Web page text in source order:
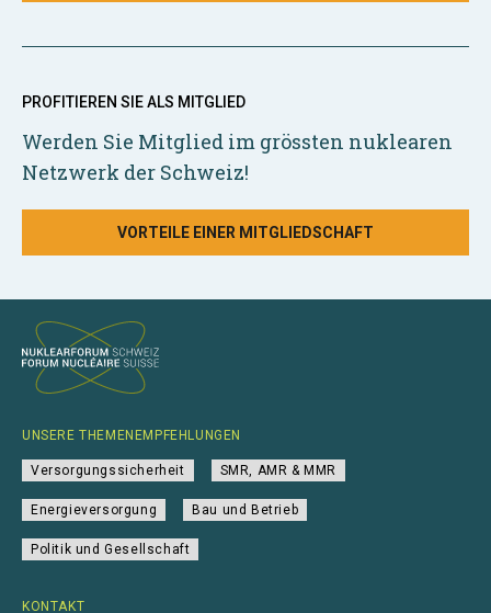
PROFITIEREN SIE ALS MITGLIED
Werden Sie Mitglied im grössten nuklearen
Netzwerk der Schweiz!
VORTEILE EINER MITGLIEDSCHAFT
KONTAKT
UNSERE THEMENEMPFEHLUNGEN
Versorgungssicherheit SMR, AMR & MMR
Energieversorgung Bau und Betrieb
Politik und Gesellschaft